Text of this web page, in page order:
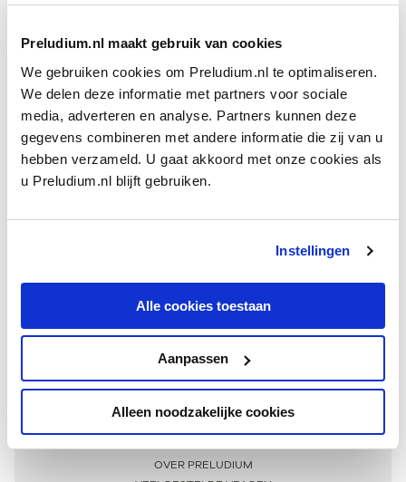
Preludium.nl maakt gebruik van cookies
We gebruiken cookies om Preludium.nl te optimaliseren.
We delen deze informatie met partners voor sociale
media, adverteren en analyse. Partners kunnen deze
gegevens combineren met andere informatie die zij van u
hebben verzameld. U gaat akkoord met onze cookies als
u Preludium.nl blijft gebruiken.
Instellingen
Alle cookies toestaan
Aanpassen
Alleen noodzakelijke cookies
Meer informatie
OVER PRELUDIUM